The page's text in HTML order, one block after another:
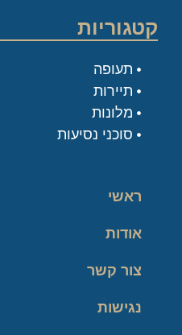
קטגוריות
תעופה
תיירות
מלונות
סוכני נסיעות
ראשי
אודות
צור קשר
נגישות